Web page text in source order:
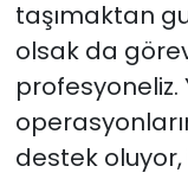
taşımaktan
olsak da
destek